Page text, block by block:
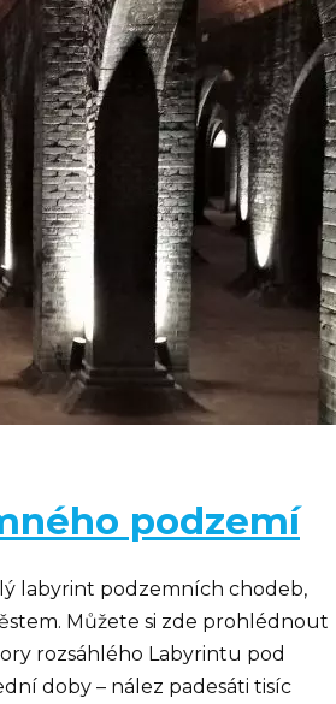
podzemí
labyrint podzemních chodeb,
Můžete si zde prohlédnout
rozsáhlého Labyrintu pod
doby – nález padesáti tisíc